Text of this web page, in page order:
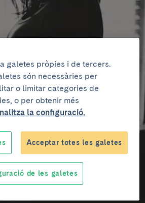
galetes pròpies i de tercers.
són necessàries per
o limitar categories de
o per obtenir més
la configuració.
Acceptar totes les galetes
de les galetes